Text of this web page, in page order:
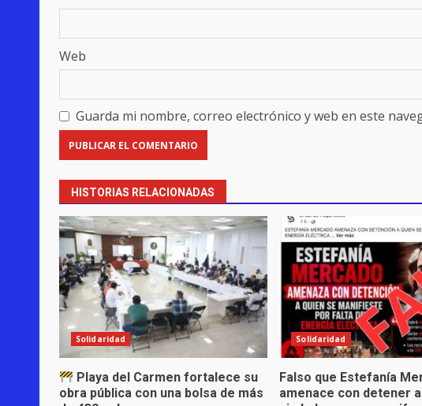
Web
Guarda mi nombre, correo electrónico y web en este
HISTORIAS RELACIONADAS
Solidaridad
Playa del Carmen fortalece su
obra pública con una bolsa de más
Solidaridad
Falso que Estefanía
amenace con detener a